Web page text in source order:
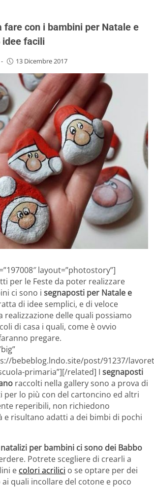
fare con i bambini per Natale e
idee facili
- 13 Dicembre 2017
layout=”photostory”]
per le Feste da poter realizzare
ci sono i segnaposti per Natale e
di idee semplici, e di veloce
realizzazione delle quali possiamo
di casa i quali, come è ovvio
pregare.
bebeblog.lndo.site/post/91237/
primaria”][/related] I segnaposti
raccolti nella gallery sono a prova di
per lo più con del cartoncino ed altri
reperibili, non richiedono
e risultano adatti a dei bimbi di pochi
per bambini ci sono dei Babbo
Potrete scegliere di crearli a
e colori acrilici o se optare per dei
quali incollare del cotone e poco